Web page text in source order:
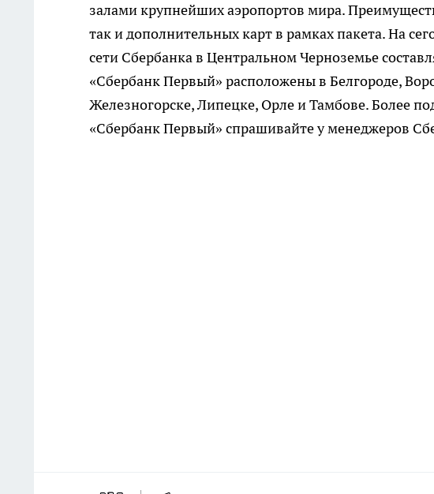
залами крупнейших аэропортов мира.
так и дополнительных карт в рамках пакета. На
сети Сбербанка в Центральном Черноземье
«Сбербанк Первый» расположены в Белгороде,
Железногорске, Липецке, Орле и Тамбове. Более
«Сбербанк Первый» спрашивайте у менеджеров